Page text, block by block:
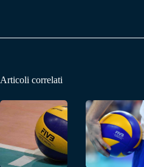
Articoli correlati